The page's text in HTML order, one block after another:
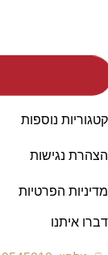
קטגוריות נוספות
הצהרת נגישות
מדיניות הפרטיות
דברו איתנו